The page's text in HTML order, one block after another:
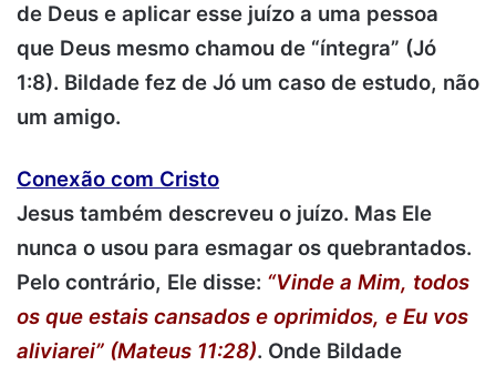
de Deus e aplicar esse juízo a uma pessoa
que Deus mesmo chamou de “íntegra” (Jó
1:8). Bildade fez de Jó um caso de estudo, não
um amigo.
Conexão com Cristo
Jesus também descreveu o juízo. Mas Ele
nunca o usou para esmagar os quebrantados.
Pelo contrário, Ele disse: “Vinde a Mim, todos
os que estais cansados e oprimidos, e Eu vos
aliviarei” (Mateus 11:28). Onde Bildade